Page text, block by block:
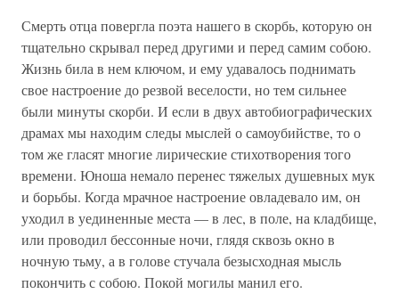
Смерть отца повергла поэта нашего в скорбь, которую он
тщательно скрывал перед другими и перед самим собою.
Жизнь била в нем ключом, и ему удавалось поднимать
свое настроение до резвой веселости, но тем сильнее
были минуты скорби. И если в двух автобиографических
драмах мы находим следы мыслей о самоубийстве, то о
том же гласят многие лирические стихотворения того
времени. Юноша немало перенес тяжелых душевных мук
и борьбы. Когда мрачное настроение овладевало им, он
уходил в уединенные места — в лес, в поле, на кладбище,
или проводил бессонные ночи, глядя сквозь окно в
ночную тьму, а в голове стучала безысходная мысль
покончить с собою. Покой могилы манил его.